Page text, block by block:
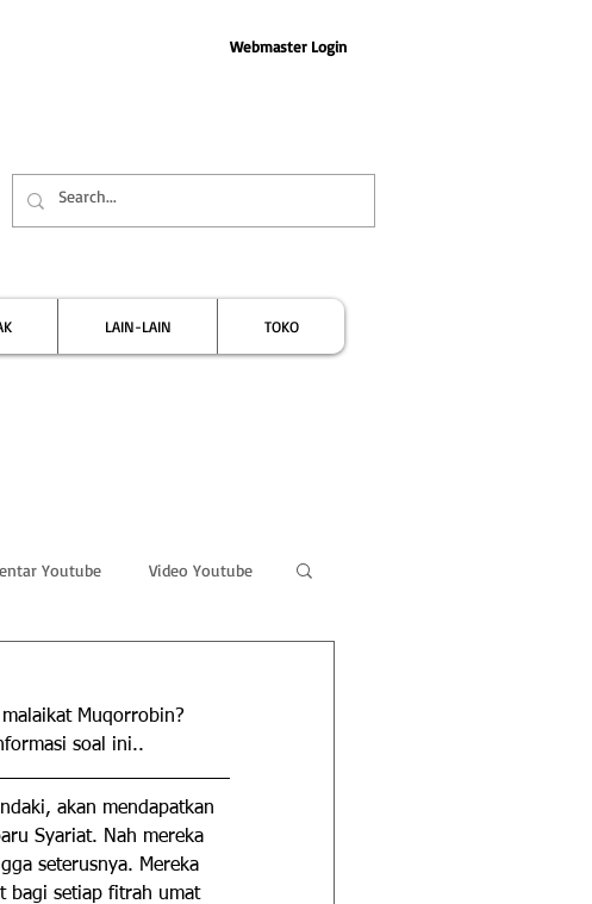
Webmaster Login
LAIN-LAIN TOKO
Youtube Video Youtube
Muqorrobin?
soal ini..
akan mendapatkan
Syariat. Nah mereka
seterusnya. Mereka
bagi setiap fitrah umat